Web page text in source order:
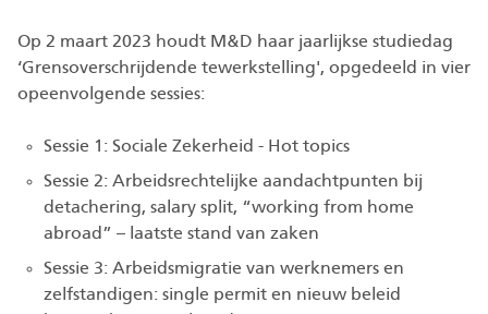
Op 2 maart 2023 houdt M&D haar jaarlijkse studiedag
‘Grensoverschrijdende tewerkstelling', opgedeeld in vier
opeenvolgende sessies:
Sessie 1: Sociale Zekerheid - Hot topics
Sessie 2: Arbeidsrechtelijke aandachtpunten bij
detachering, salary split, “working from home
abroad” – laatste stand van zaken
Sessie 3: Arbeidsmigratie van werknemers en
zelfstandigen: single permit en nieuw beleid